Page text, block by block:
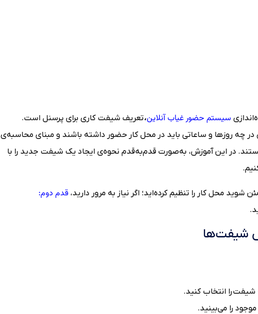
سیستم حضور غیاب آنلاین،تعریف شیفت کاری برای پرسنل است.
چه روزها و ساعاتی باید در محل کار حضور داشته باشند و مبنای محاسبه‌ی
در این آموزش، به‌صورت قدم‌به‌قدم نحوه‌ی ایجاد یک شیفت جدید را با
محل کار را تنظیم کرده‌اید؛ اگر نیاز به مرور دارید، قدم دوم:
شیفت‌ها
را انتخاب کنید.
را می‌بینید.